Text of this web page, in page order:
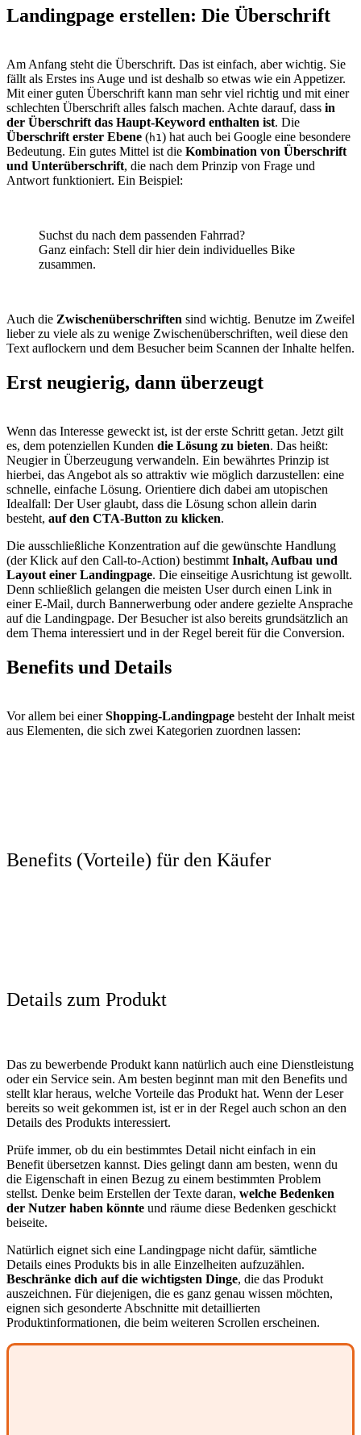
Landingpage erstellen: Die Überschrift
Am Anfang steht die Überschrift. Das ist einfach, aber wichtig. Sie
fällt als Erstes ins Auge und ist deshalb so etwas wie ein Appetizer.
Mit einer guten Überschrift kann man sehr viel richtig und mit einer
schlechten Überschrift alles falsch machen. Achte darauf, dass in
der Überschrift das Haupt-Keyword enthalten ist. Die
Überschrift erster Ebene (h1) hat auch bei Google eine besondere
Bedeutung. Ein gutes Mittel ist die Kombination von Überschrift
und Unterüberschrift, die nach dem Prinzip von Frage und
Antwort funktioniert. Ein Beispiel:
Suchst du nach dem passenden Fahrrad?
Ganz einfach: Stell dir hier dein individuelles Bike
zusammen.
Auch die Zwischenüberschriften sind wichtig. Benutze im Zweifel
lieber zu viele als zu wenige Zwischenüberschriften, weil diese den
Text auflockern und dem Besucher beim Scannen der Inhalte helfen.
Erst neugierig, dann überzeugt
Wenn das Interesse geweckt ist, ist der erste Schritt getan. Jetzt gilt
es, dem potenziellen Kunden die Lösung zu bieten. Das heißt:
Neugier in Überzeugung verwandeln. Ein bewährtes Prinzip ist
hierbei, das Angebot als so attraktiv wie möglich darzustellen: eine
schnelle, einfache Lösung. Orientiere dich dabei am utopischen
Idealfall: Der User glaubt, dass die Lösung schon allein darin
besteht, auf den CTA-Button zu klicken.
Die ausschließliche Konzentration auf die gewünschte Handlung
(der Klick auf den Call-to-Action) bestimmt Inhalt, Aufbau und
Layout einer Landingpage. Die einseitige Ausrichtung ist gewollt.
Denn schließlich gelangen die meisten User durch einen Link in
einer E-Mail, durch Bannerwerbung oder andere gezielte Ansprache
auf die Landingpage. Der Besucher ist also bereits grundsätzlich an
dem Thema interessiert und in der Regel bereit für die Conversion.
Benefits und Details
Vor allem bei einerShopping-Landingpage besteht der Inhalt meist
aus Elementen, die sich zwei Kategorien zuordnen lassen:
Benefits (Vorteile) für den Käufer
Details zum Produkt
Das zu bewerbende Produkt kann natürlich auch eine Dienstleistung
oder ein Service sein. Am besten beginnt man mit den Benefits und
stellt klar heraus, welche Vorteile das Produkt hat. Wenn der Leser
bereits so weit gekommen ist, ist er in der Regel auch schon an den
Details des Produkts interessiert.
Prüfe immer, ob du ein bestimmtes Detail nicht einfach in ein
Benefit übersetzen kannst. Dies gelingt dann am besten, wenn du
die Eigenschaft in einen Bezug zu einem bestimmten Problem
stellst. Denke beim Erstellen der Texte daran, welche Bedenken
der Nutzer haben könnte und räume diese Bedenken geschickt
beiseite.
Natürlich eignet sich eine Landingpage nicht dafür, sämtliche
Details eines Produkts bis in alle Einzelheiten aufzuzählen.
Beschränke dich auf die wichtigsten Dinge, die das Produkt
auszeichnen. Für diejenigen, die es ganz genau wissen möchten,
eignen sich gesonderte Abschnitte mit detaillierten
Produktinformationen, die beim weiteren Scrollen erscheinen.